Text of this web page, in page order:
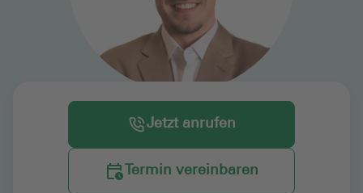
Jetzt anrufen
Termin vereinbaren